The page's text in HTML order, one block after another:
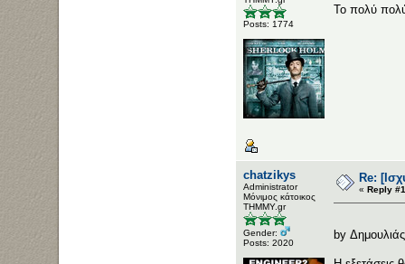
Posts: 1774
Το πολύ πολύ
chatzikys
Administrator
Μόνιμος κάτοικος
ΤΗΜΜΥ.gr
Gender:
Posts: 2020
Re:
« Reply
by